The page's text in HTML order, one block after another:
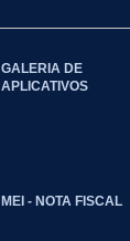
GALERIA DE
APLICATIVOS
MEI - NOTA FISCAL